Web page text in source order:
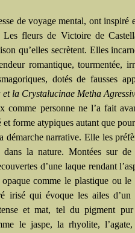
de voyage mental, ont inspiré
fleurs de Victoire de
qu’elles secrètent. Elles
romantique, tourmentée,
dotés de fausses
la Crystalucinae Metha
comme personne ne l’a fait
forme atypiques autant que
démarche narrative. Elle les
la nature. Montées sur de
d’une laque rendant
comme le plastique ou le
irisé qui évoque les ailes d’un
et mat, tel du pigment
le jaspe, la rhyolite,